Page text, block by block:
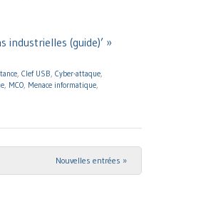
(guide)’ »
, Clef USB, Cyber-attaque,
, MCO, Menace informatique,
Nouvelles entrées »